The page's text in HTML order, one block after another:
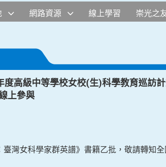
網路資源 線上學習 崇光之
度高級中等學校女校(生)科學教育巡訪
上參與
灣女科學家群英譜》書籍乙批，敬請轉知